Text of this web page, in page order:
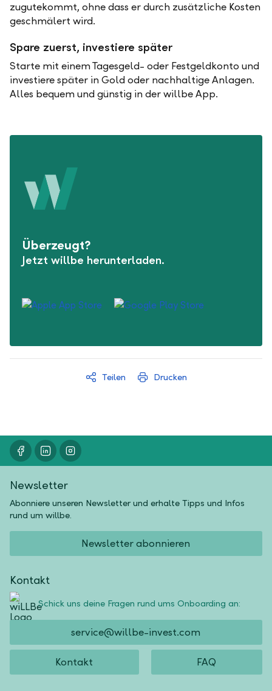
zugutekommt, ohne dass er durch zusätzliche Kosten
geschmälert wird.
Spare zuerst, investiere später
Starte mit einem Tagesgeld- oder Festgeldkonto und
investiere später in Gold oder nachhaltige Anlagen.
Alles bequem und günstig in der willbe App.
Überzeugt?
Jetzt willbe herunterladen.
Teilen Drucken
Newsletter
Abonniere unseren Newsletter und erhalte Tipps und Infos
rund um willbe.
Newsletter abonnieren
Kontakt
Schick uns deine Fragen rund ums Onboarding an:
service@willbe-invest.com
Kontakt FAQ